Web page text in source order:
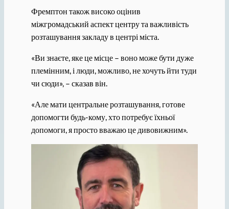
Фремптон також високо оцінив
міжгромадський аспект центру та важливість
розташування закладу в центрі міста.
«Ви знаєте, яке це місце – воно може бути дуже
племінним, і люди, можливо, не хочуть йти туди
чи сюди», – сказав він.
«Але мати центральне розташування, готове
допомогти будь-кому, хто потребує їхньої
допомоги, я просто вважаю це дивовижним».